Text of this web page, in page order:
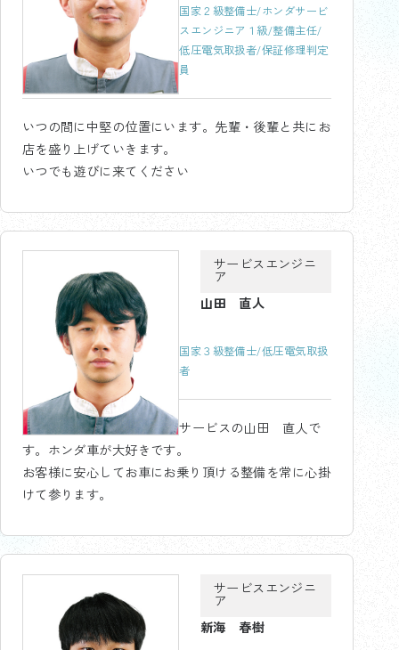
国家２級整備士/ホンダサービ
スエンジニア１級/整備主任/
低圧電気取扱者/保証修理判定
員
いつの間に中堅の位置にいます。先輩・後輩と共にお
店を盛り上げていきます。
いつでも遊びに来てください
サービスエンジニ
ア
山田 直人
国家３級整備士/低圧電気取扱
者
サービスの山田 直人で
す。ホンダ車が大好きです。
お客様に安心してお車にお乗り頂ける整備を常に心掛
けて参ります。
サービスエンジニ
ア
新海 春樹